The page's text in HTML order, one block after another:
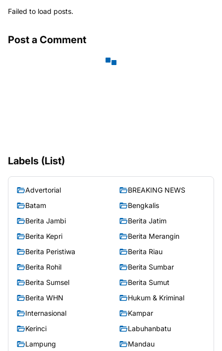
Failed to load posts.
Post a Comment
Labels (List)
Advertorial
BREAKING NEWS
Batam
Bengkalis
Berita Jambi
Berita Jatim
Berita Kepri
Berita Merangin
Berita Peristiwa
Berita Riau
Berita Rohil
Berita Sumbar
Berita Sumsel
Berita Sumut
Berita WHN
Hukum & Kriminal
Internasional
Kampar
Kerinci
Labuhanbatu
Lampung
Mandau